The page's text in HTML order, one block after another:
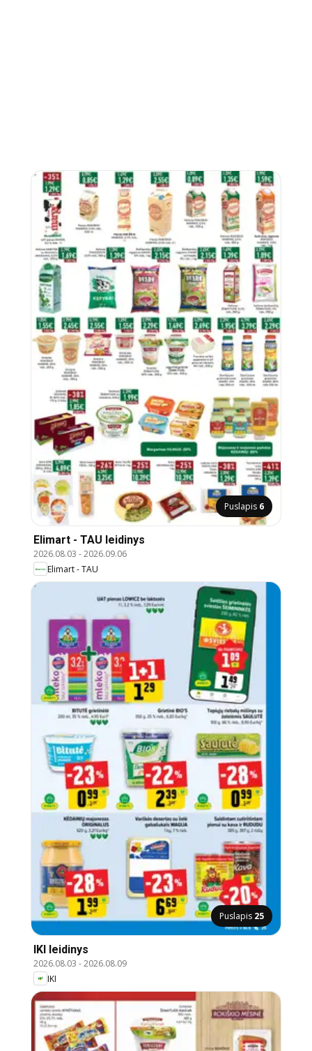
Puslapis 6
Elimart - TAU leidinys
2026.08.03 -2026.09.06
Elimart - TAU
Puslapis 25
IKI leidinys
2026.08.03 -2026.08.09
IKI